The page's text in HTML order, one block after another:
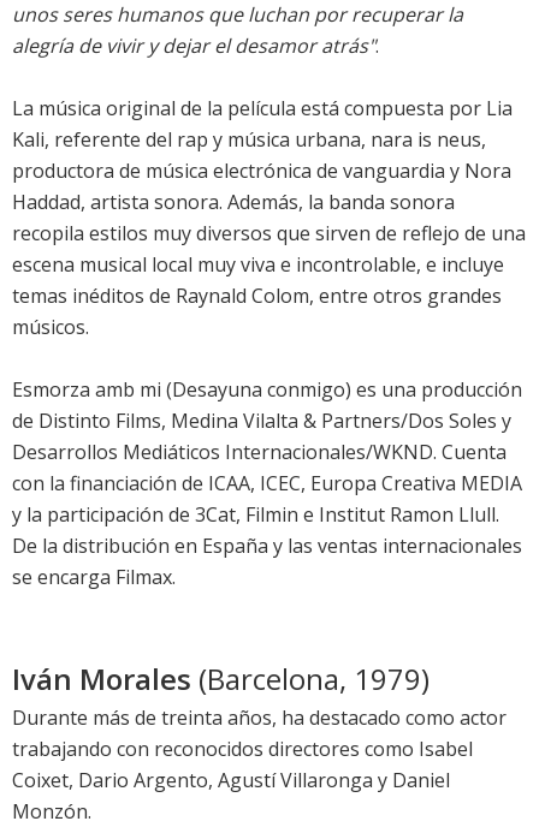
unos seres humanos que luchan por recuperar la
alegría de vivir y dejar el desamor atrás".
La música original de la película está compuesta por Lia
Kali, referente del rap y música urbana, nara is neus,
productora de música electrónica de vanguardia y Nora
Haddad, artista sonora. Además, la banda sonora
recopila estilos muy diversos que sirven de reflejo de una
escena musical local muy viva e incontrolable, e incluye
temas inéditos de Raynald Colom, entre otros grandes
músicos.
Esmorza amb mi (Desayuna conmigo) es una producción
de Distinto Films, Medina Vilalta & Partners/Dos Soles y
Desarrollos Mediáticos Internacionales/WKND. Cuenta
con la financiación de ICAA, ICEC, Europa Creativa MEDIA
y la participación de 3Cat, Filmin e Institut Ramon Llull.
De la distribución en España y las ventas internacionales
se encarga Filmax.
Iván Morales (Barcelona, 1979)
Durante más de treinta años, ha destacado como actor
trabajando con reconocidos directores como Isabel
Coixet, Dario Argento, Agustí Villaronga y Daniel
Monzón.